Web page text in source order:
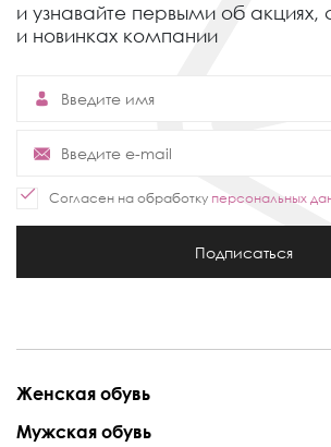
и узнавайте первыми об акциях,
и новинках компании
Согласен на обработку персональных
Подписаться
Женская обувь
Мужская обувь